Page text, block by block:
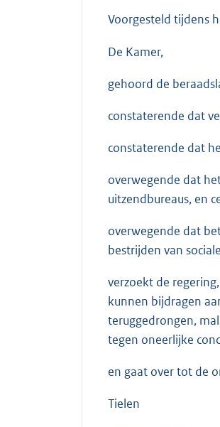
Voorgesteld tijdens
De Kamer,
gehoord de
constaterende dat
constaterende dat
overwegende dat
uitzendbureaus, en
overwegende dat
bestrijden van
verzoekt de
kunnen bijdragen
teruggedrongen,
tegen oneerlijke
en gaat over tot de
Tielen